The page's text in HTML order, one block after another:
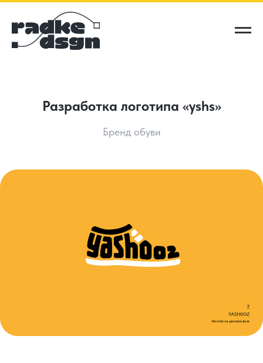
Разработка логотипа «yshs»
Бренд обуви